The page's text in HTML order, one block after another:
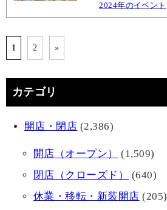
2024年のイベント
1 2 »
カテゴリ
開店・閉店 (2,386)
開店（オープン）
(1,509)
閉店（クローズド）
(640)
休業・移転・新装開店 (205)